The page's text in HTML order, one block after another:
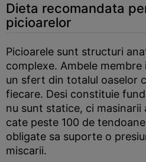
Dieta recomandata
picioarelor
Picioarele sunt structuri
complexe. Ambele
un sfert din totalul oaselor
fiecare. Desi constituie
nu sunt statice, ci masinarii
cate peste 100 de
obligate sa suporte o
miscarii.